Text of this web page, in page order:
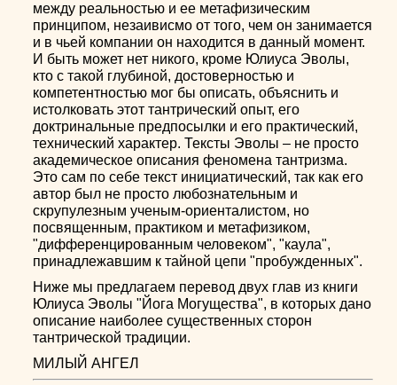
между реальностью и ее метафизическим
принципом, незаивисмо от того, чем он занимается
и в чьей компании он находится в данный момент.
И быть может нет никого, кроме Юлиуса Эволы,
кто с такой глубиной, достоверностью и
компетентностью мог бы описать, объяснить и
истолковать этот тантрический опыт, его
доктринальные предпосылки и его практический,
технический характер. Тексты Эволы – не просто
академическое описания феномена тантризма.
Это сам по себе текст инициатический, так как его
автор был не просто любознательным и
скрупулезным ученым-ориенталистом, но
посвященным, практиком и метафизиком,
"дифференцированным человеком", "каула",
принадлежавшим к тайной цепи "пробужденных".
Ниже мы предлагаем перевод двух глав из книги
Юлиуса Эволы "Йога Могущества", в которых дано
описание наиболее существенных сторон
тантрической традиции.
МИЛЫЙ АНГЕЛ